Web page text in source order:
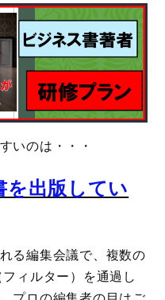
いのは・・・
を出版してい
る編集会議で、複数の
ィルター）を通過し